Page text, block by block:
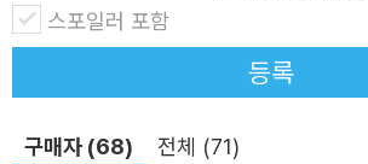
스포일러 포함
등록
구매자 (68) 전체 (71)